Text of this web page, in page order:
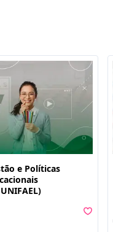
e Políticas